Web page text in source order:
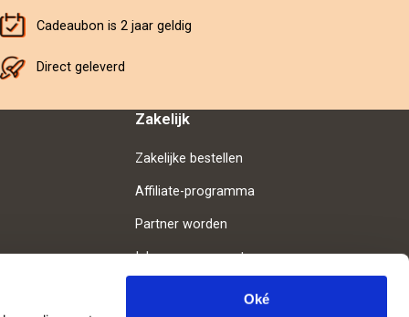
Oké
Cadeaubon is 2 jaar geldig
Direct geleverd
Zakelijk
Zakelijke bestellen
Affiliate-programma
Partner worden
Inloggen voor partners